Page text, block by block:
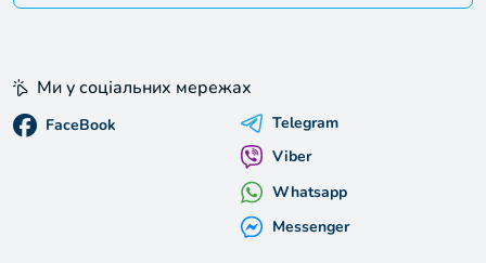
Ми у соціальних мережах
FaceBook
Telegram
Viber
Whatsapp
Messenger